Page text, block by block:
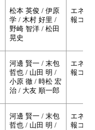
松本 英俊 / 伊原
学 / 木村 好里 /
野崎 智洋 / 松田
晃史
エネル
報コー
河邊 賢一 / 末包
哲也 / 山田 明 /
小原 徹 / 時松 宏
治 / 大友 順一郎
エネル
報コー
河邊 賢一 / 末包
哲也 / 山田 明 /
エネル
報コー